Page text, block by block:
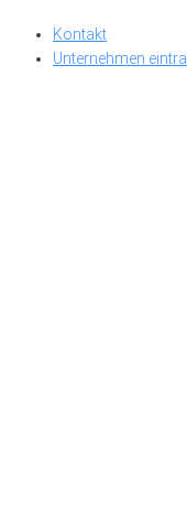
Kontakt
Unternehmen